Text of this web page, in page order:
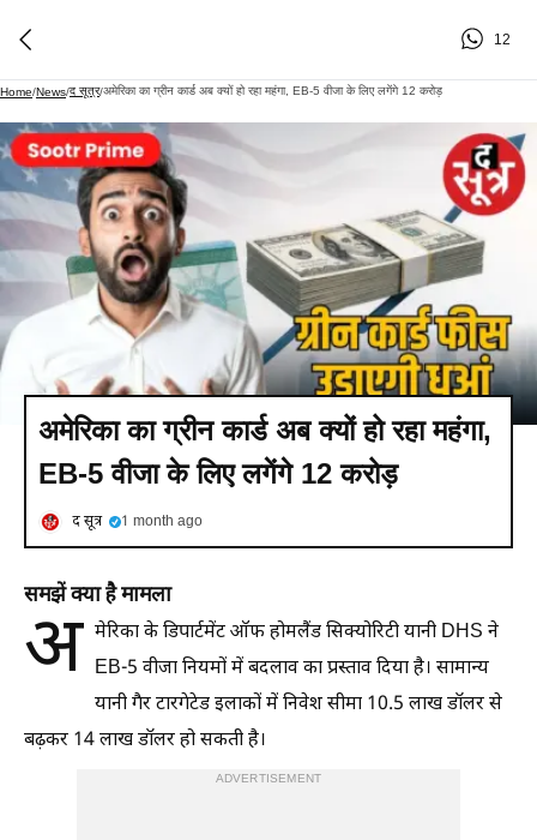
12
Home/News/द सूत्र/अमेरिका का ग्रीन कार्ड अब क्यों हो रहा महंगा, EB-5 वीजा के लिए लगेंगे 12 करोड़
अमेरिका का ग्रीन कार्ड अब क्यों हो रहा महंगा,
EB-5 वीजा के लिए लगेंगे 12 करोड़
द सूत्र 1 month ago
समझें क्या है मामला
अ मेरिका के डिपार्टमेंट ऑफ होमलैंड सिक्योरिटी यानी DHS ने
EB-5 वीजा नियमों में बदलाव का प्रस्ताव दिया है। सामान्य
यानी गैर टारगेटेड इलाकों में निवेश सीमा 10.5 लाख डॉलर से
बढ़कर 14 लाख डॉलर हो सकती है।
ADVERTISEMENT